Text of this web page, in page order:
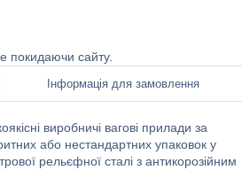
покидаючи сайту.
Інформація для замовлення
виробничі вагові прилади за
або нестандартних упаковок у
рельєфної сталі з антикорозійним